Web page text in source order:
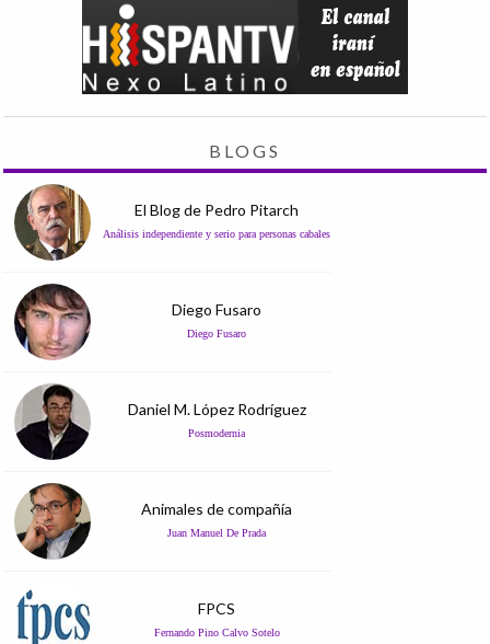
BLOGS
El Blog de Pedro Pitarch
Análisis independiente y serio para personas cabales
Diego Fusaro
Diego Fusaro
Daniel M. López Rodríguez
Posmodernia
Animales de compañía
Juan Manuel De Prada
FPCS
Fernando Pino Calvo Sotelo